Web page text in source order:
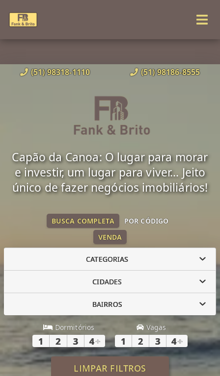
(51) 98318-1110 (51) 98186-8555
Capão da Canoa: O lugar para morar
e investir, um lugar para viver... Jeito
único de fazer negócios imobiliários!
VENDA
BUSCA COMPLETA POR CÓDIGO
CATEGORIAS
CIDADES
BAIRROS
Dormitórios
1 2 3 4+
Vagas
1 2 3 4+
LIMPAR FILTROS